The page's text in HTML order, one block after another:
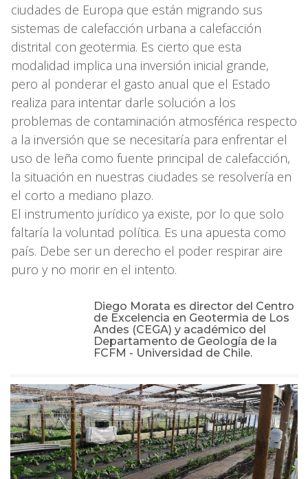
ciudades de Europa que están migrando sus
sistemas de calefacción urbana a calefacción
distrital con geotermia. Es cierto que esta
modalidad implica una inversión inicial grande,
pero al ponderar el gasto anual que el Estado
realiza para intentar darle solución a los
problemas de contaminación atmosférica respecto
a la inversión que se necesitaría para enfrentar el
uso de leña como fuente principal de calefacción,
la situación en nuestras ciudades se resolvería en
el corto a mediano plazo.
El instrumento jurídico ya existe, por lo que solo
faltaría la voluntad política. Es una apuesta como
país. Debe ser un derecho el poder respirar aire
puro y no morir en el intento.
Diego Morata es director del Centro
de Excelencia en Geotermia de Los
Andes (CEGA) y académico del
Departamento de Geología de la
FCFM - Universidad de Chile.